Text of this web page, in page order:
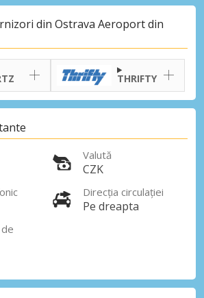
din Ostrava Aeroport din
THRIFTY
Valută
CZK
Direcția circulației
Pe dreapta